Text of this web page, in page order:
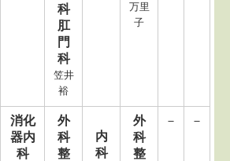
科
肛
門
科
笠井
裕
万里
子
消化
器内
科
外
科
整
内
科
外
科
整
－ －